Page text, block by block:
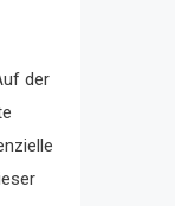
der